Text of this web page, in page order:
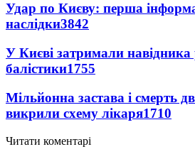
Удар по Києву: перша
наслідки3842
У Києві затримали навідника
балістики1755
Мільйонна застава і смерть
викрили схему лікаря1710
Читати коментарі